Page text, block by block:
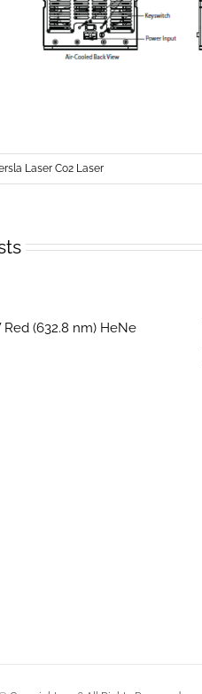
Laser Co2 Laser
Red (632.8 nm) HeNe